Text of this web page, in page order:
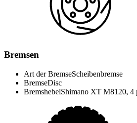
Bremsen
Art der BremseScheibenbremse
BremseDisc
BremshebelShimano XT M8120, 4